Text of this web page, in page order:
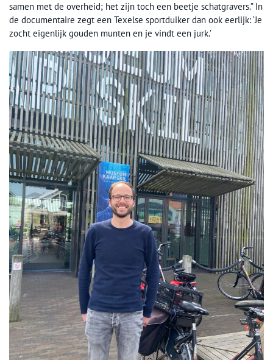
samen met de overheid; het zijn toch een beetje schatgravers.” In
de documentaire zegt een Texelse sportduiker dan ook eerlijk: ‘Je
zocht eigenlijk gouden munten en je vindt een jurk.’